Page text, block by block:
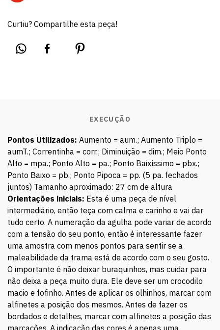
Curtiu? Compartilhe esta peça!
EXECUÇÃO
Pontos Utilizados: Aumento = aum.; Aumento Triplo =
aumT.; Correntinha = corr.; Diminuição = dim.; Meio Ponto
Alto = mpa.; Ponto Alto = pa.; Ponto Baixíssimo = pbx.;
Ponto Baixo = pb.; Ponto Pipoca = pp. (5 pa. fechados
juntos) Tamanho aproximado: 27 cm de altura
Orientações iniciais: Esta é uma peça de nível
intermediário, então teça com calma e carinho e vai dar
tudo certo. A numeração da agulha pode variar de acordo
com a tensão do seu ponto, então é interessante fazer
uma amostra com menos pontos para sentir se a
maleabilidade da trama está de acordo com o seu gosto.
O importante é não deixar buraquinhos, mas cuidar para
não deixa a peça muito dura. Ele deve ser um crocodilo
macio e fofinho. Antes de aplicar os olhinhos, marcar com
alfinetes a posição dos mesmos. Antes de fazer os
bordados e detalhes, marcar com alfinetes a posição das
marcações. A indicação das cores é apenas uma